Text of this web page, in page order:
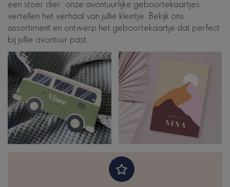
een stoer dier: onze avontuurlijke geboortekaartjes
vertellen het verhaal van jullie kleintje. Bekijk ons
assortiment en ontwerp het geboortekaartje dat perfect
bij jullie avontuur past.